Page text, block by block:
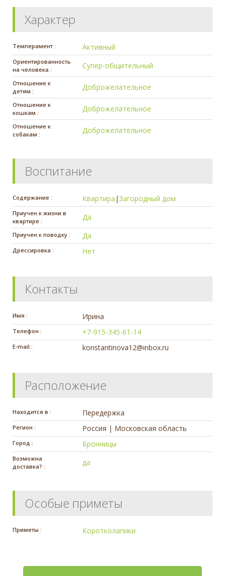
Характер
Темперамент : Активный
Ориентированность
на человека :
Супер-общительный
Отношение к
детям :
Доброжелательное
Отношение к
кошкам :
Доброжелательное
Отношение к
собакам :
Доброжелательное
Воспитание
Содержание : Квартира |Загородный дом
Приучен к жизни в
квартире :
Да
Приучен к поводку : Да
Дрессировка : Нет
Контакты
Имя : Ирина
Телефон : +7-915-345-61-14
E-mail : konstantinova12@inbox.ru
Расположение
Находится в : Передержка
Регион : Россия | Московская область
Город : Бронницы
Возможна
доставка? :
да
Особые приметы
Приметы : Коротколапики